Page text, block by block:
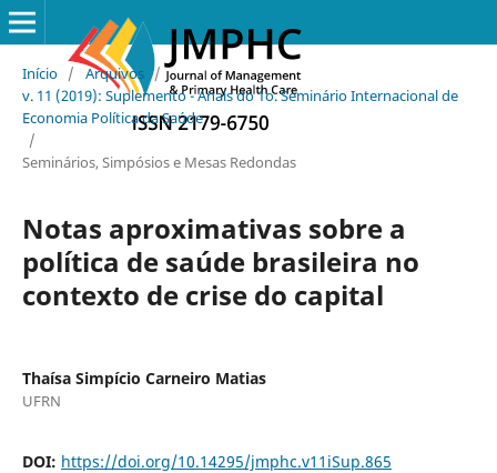
Início / Arquivos /
v. 11 (2019): Suplemento - Anais do 1o. Seminário Internacional de
Economia Política da Saúde
/
Seminários, Simpósios e Mesas Redondas
Notas aproximativas sobre a
política de saúde brasileira no
contexto de crise do capital
Thaísa Simpício Carneiro Matias
UFRN
DOI: https://doi.org/10.14295/jmphc.v11iSup.865